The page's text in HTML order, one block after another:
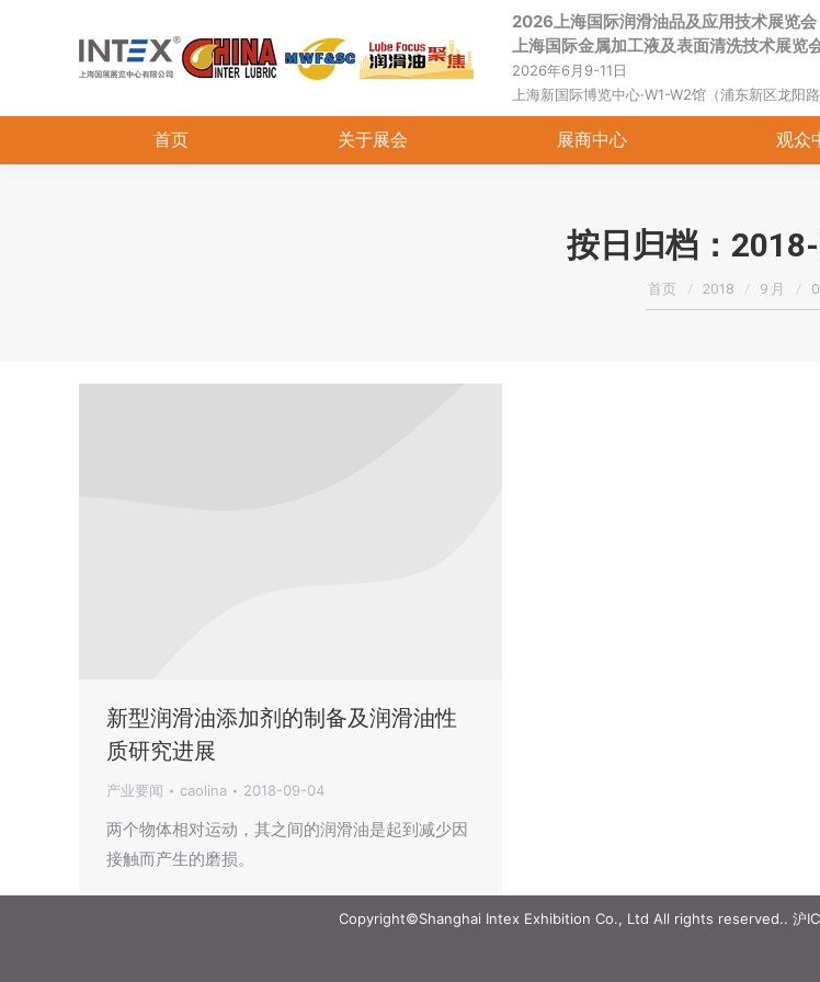
2026上海国际润滑油品及应用技术展览会
上海国际金属加工液及表面清洗技术展览
2026年6月9-11日
上海新国际博览中心·W1-W2馆（浦东新区龙阳
首页 关于展会 展商中心 观众
按日归档：
您在这里：
首页 2018 9 月
新型润滑油添加剂的制备及润滑油性
质研究进展
产业要闻 caolina 2018-09-04
两个物体相对运动，其之间的润滑油是起到减少因
接触而产生的磨损。
Copyright©Shanghai Intex Exhibition Co., Ltd All rights reserved.. 沪
首页 关于展会 展